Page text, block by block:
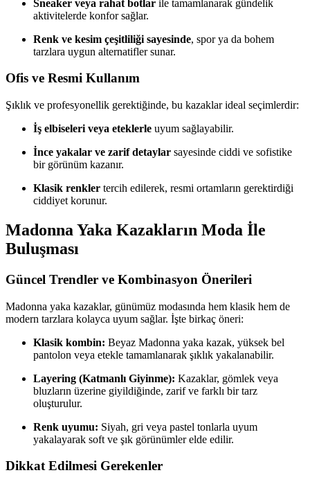
Sneaker veya rahat botlar ile tamamlanarak gündelik
aktivitelerde konfor sağlar.
Renk ve kesim çeşitliliği sayesinde, spor ya da bohem
tarzlara uygun alternatifler sunar.
Ofis ve Resmi Kullanım
Şıklık ve profesyonellik gerektiğinde, bu kazaklar ideal seçimlerdir:
İş elbiseleri veya eteklerle uyum sağlayabilir.
İnce yakalar ve zarif detaylar sayesinde ciddi ve sofistike
bir görünüm kazanır.
Klasik renkler tercih edilerek, resmi ortamların gerektirdiği
ciddiyet korunur.
Madonna Yaka Kazakların Moda İle
Buluşması
Güncel Trendler ve Kombinasyon Önerileri
Madonna yaka kazaklar, günümüz modasında hem klasik hem de
modern tarzlara kolayca uyum sağlar. İşte birkaç öneri:
Klasik kombin: Beyaz Madonna yaka kazak, yüksek bel
pantolon veya etekle tamamlanarak şıklık yakalanabilir.
Layering (Katmanlı Giyinme): Kazaklar, gömlek veya
bluzların üzerine giyildiğinde, zarif ve farklı bir tarz
oluşturulur.
Renk uyumu: Siyah, gri veya pastel tonlarla uyum
yakalayarak soft ve şık görünümler elde edilir.
Dikkat Edilmesi Gerekenler